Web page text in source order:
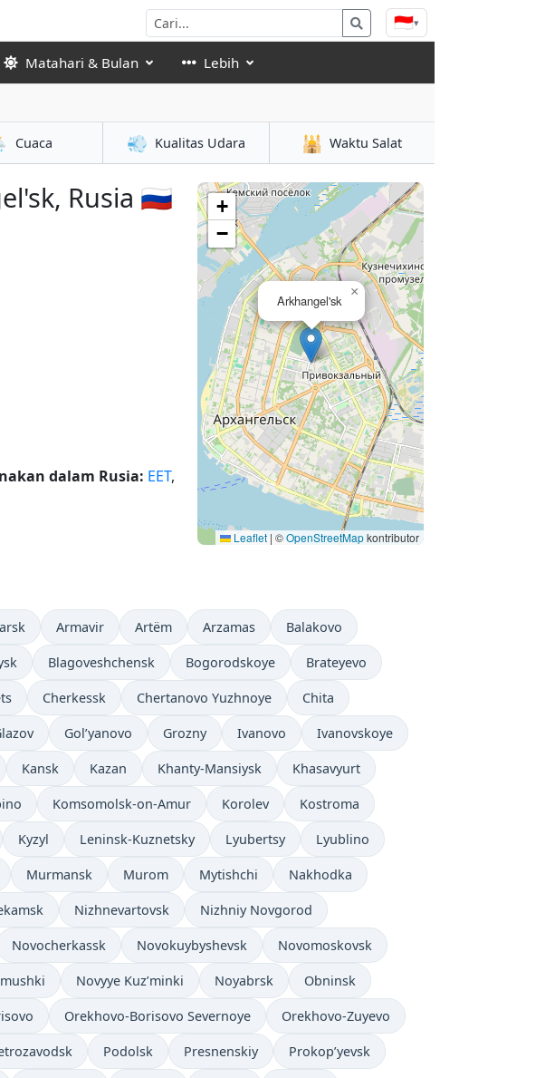
🇮🇩▾
Matahari & Bulan Lebih
Cuaca 💨 Kualitas Udara 🕌 Waktu Salat
Rusia 🇷🇺
dalam Rusia: EET,
Arkhangel'sk
×
+
−
Leaflet | ©OpenStreetMapkontributor
Armavir Artëm Arzamas Balakovo
Blagoveshchensk Bogorodskoye Brateyevo
Cherkessk Chertanovo Yuzhnoye Chita
Gol’yanovo Grozny Ivanovo Ivanovskoye
Kansk Kazan Khanty-Mansiysk Khasavyurt
Komsomolsk-on-Amur Korolev Kostroma
Kyzyl Leninsk-Kuznetsky Lyubertsy Lyublino
Murmansk Murom Mytishchi Nakhodka
Nizhnevartovsk Nizhniy Novgorod
Novocherkassk Novokuybyshevsk Novomoskovsk
Novyye Kuz’minki Noyabrsk Obninsk
Orekhovo-Borisovo Severnoye Orekhovo-Zuyevo
Podolsk Presnenskiy Prokop’yevsk